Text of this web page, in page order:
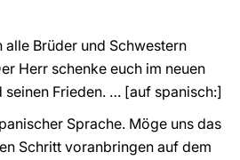
Brüder und Schwestern
Herr schenke euch im neuen
seinen Frieden. … [auf spanisch:]
Sprache. Möge uns das
Schritt voranbringen auf dem